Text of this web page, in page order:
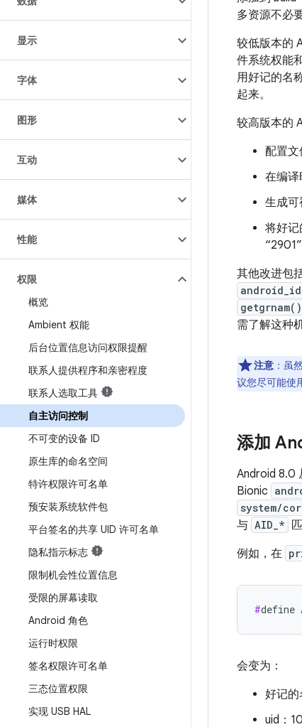
显示
字体
图形
互动
媒体
性能
权限
概览
Ambient 权能
后台位置信息访问权限提醒
联系人提供程序和亲密程度
联系人选取工具
自主访问控制
不可变的设备 ID
原生库的命名空间
特许权限许可名单
预安装系统软件包
平台签名的共享 UID 许可名单
隐私指示标志
限制机会性位置信息
受限的屏幕读取
Android 角色
运行时权限
签名权限许可名单
三态位置权限
实现 USB HAL
多资源不必
较低版本的
件系统权能
用好记的名
起来。
较高版本的
配置文
在编译
生成可
将好
“2901”
其他改进包
getgrnam()
需了解这种
注意 ：虽
议您尽可能使
添加
Android 8.0
Bionic
system/
与 AID_*
例如，在
#define
会变为：
好记
uid：